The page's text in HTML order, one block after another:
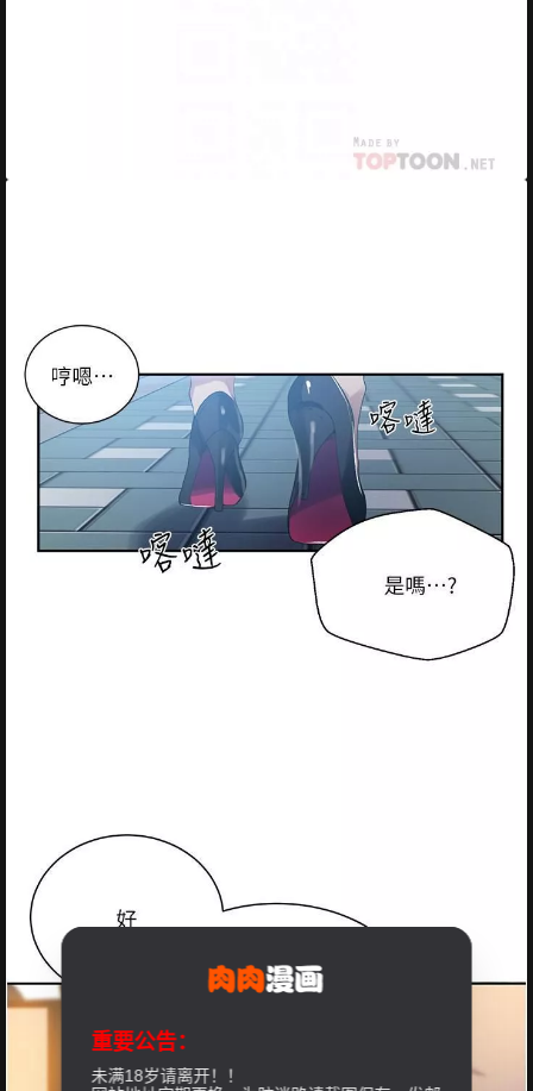
重要公告：
未满18岁请离开！！